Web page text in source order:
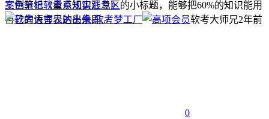
三色笔记《重点知识汇总》的小标题，能够把60%的知识能用
自己的语言表达出来即...
案例分析软考系规实践专区
软考大师兄2年前
0